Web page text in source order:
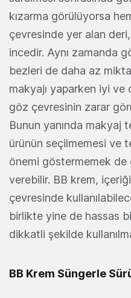
kızarma görülüyorsa
çevresinde yer alan
incedir. Aynı zamanda
bezleri de daha az
makyajı yaparken iyi
göz çevresinin zarar
Bunun yanında makyaj
ürünün seçilmemesi ve
önemi göstermemek
verebilir. BB krem,
çevresinde
birlikte yine de hassas
dikkatli şekilde
BB Krem Süngerle